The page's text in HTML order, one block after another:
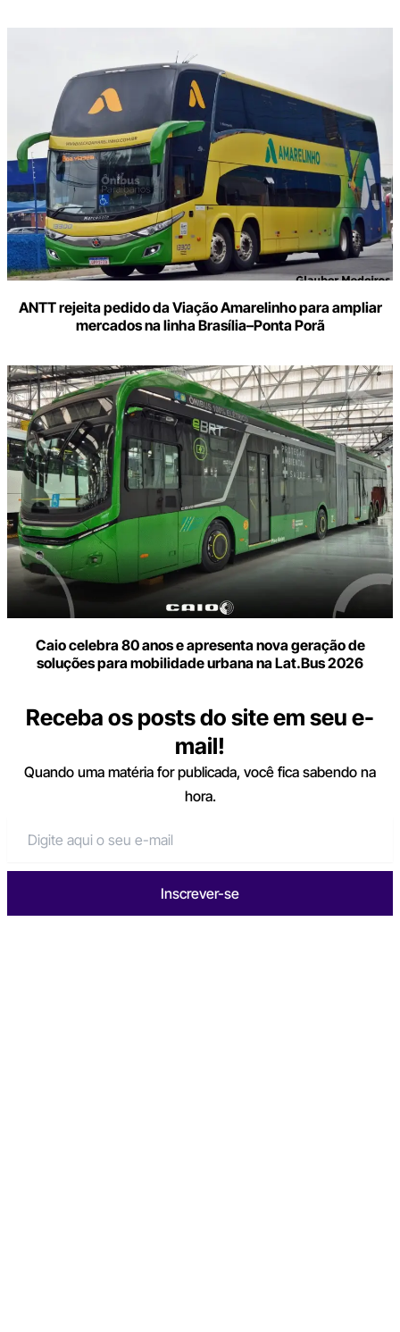
ANTT rejeita pedido da Viação Amarelinho para ampliar
mercados na linha Brasília–Ponta Porã
Caio celebra 80 anos e apresenta nova geração de
soluções para mobilidade urbana na Lat.Bus 2026
Receba os posts do site em seu e-
mail!
Quando uma matéria for publicada, você fica sabendo na
hora.
Inscrever-se